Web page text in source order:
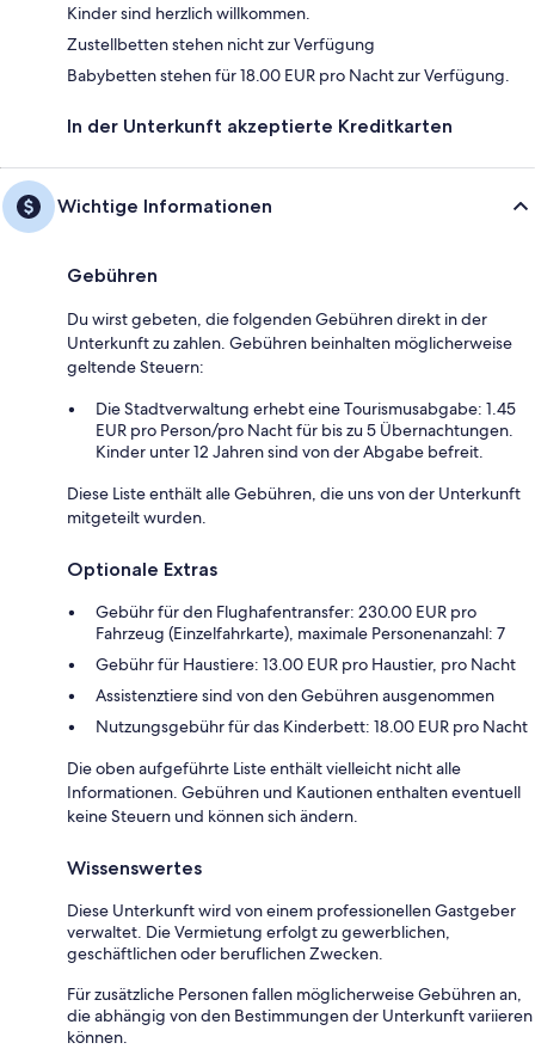
Kinder sind herzlich willkommen.
Zustellbetten stehen nicht zur Verfügung
Babybetten stehen für 18.00 EUR pro Nacht zur Verfügung.
In der Unterkunft akzeptierte Kreditkarten
Wichtige Informationen
Gebühren
Du wirst gebeten, die folgenden Gebühren direkt in der
Unterkunft zu zahlen. Gebühren beinhalten möglicherweise
geltende Steuern:
Die Stadtverwaltung erhebt eine Tourismusabgabe: 1.45
EUR pro Person/pro Nacht für bis zu 5 Übernachtungen.
Kinder unter 12 Jahren sind von der Abgabe befreit.
Diese Liste enthält alle Gebühren, die uns von der Unterkunft
mitgeteilt wurden.
Optionale Extras
Gebühr für den Flughafentransfer: 230.00 EUR pro
Fahrzeug (Einzelfahrkarte), maximale Personenanzahl: 7
Gebühr für Haustiere: 13.00 EUR pro Haustier, pro Nacht
Assistenztiere sind von den Gebühren ausgenommen
Nutzungsgebühr für das Kinderbett: 18.00 EUR pro Nacht
Die oben aufgeführte Liste enthält vielleicht nicht alle
Informationen. Gebühren und Kautionen enthalten eventuell
keine Steuern und können sich ändern.
Wissenswertes
Diese Unterkunft wird von einem professionellen Gastgeber
verwaltet. Die Vermietung erfolgt zu gewerblichen,
geschäftlichen oder beruflichen Zwecken.
Für zusätzliche Personen fallen möglicherweise Gebühren an,
die abhängig von den Bestimmungen der Unterkunft variieren
können.